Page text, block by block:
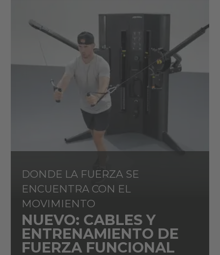
DONDE LA FUERZA SE
ENCUENTRA CON EL
MOVIMIENTO
NUEVO: CABLES Y
ENTRENAMIENTO DE
FUERZA FUNCIONAL